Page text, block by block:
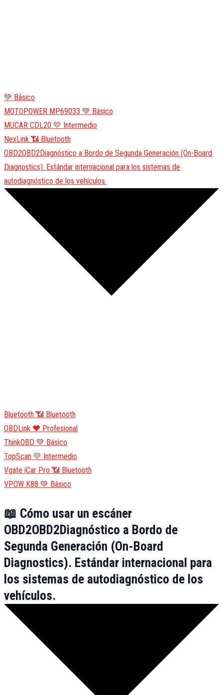
💚 Básico
MOTOPOWER MP69033 💚 Básico
MUCAR CDL20 💛 Intermedio
NexLink 📶 Bluetooth
OBD2OBD2Diagnóstico a Bordo de Segunda Generación (On-Board
Diagnostics). Estándar internacional para los sistemas de
autodiagnóstico de los vehículos.
Bluetooth 📶 Bluetooth
OBDLink ❤️ Profesional
ThinkOBD 💚 Básico
TopScan 💛 Intermedio
Vgate iCar Pro 📶 Bluetooth
VPOW K88 💚 Básico
📖 Cómo usar un escáner
OBD2OBD2Diagnóstico a Bordo de
Segunda Generación (On-Board
Diagnostics). Estándar internacional para
los sistemas de autodiagnóstico de los
vehículos.